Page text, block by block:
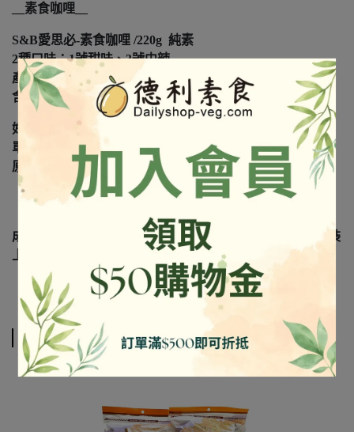
__素食咖哩__
S&B愛思必-素食咖哩 /220g 純素
2種口味：1號甜味、3號中辣
產地：日本原裝進口
含外盒重量約0.24kg／盒
好侍素食咖哩 /200g 純素
單一規格 『素食咖哩歸類於3號』
原產地：越南
成份及營養標示如圖所示，若與圖片有差異時，以實際包裝
相關商品